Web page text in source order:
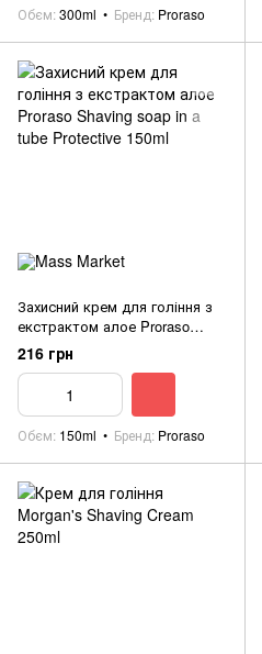
Обєм 300ml Бренд Proraso
Захисний крем для гоління з
екстрактом алое Proraso
Shaving soap in a tube
Protective 150ml
216 грн
Обєм 150ml Бренд Proraso